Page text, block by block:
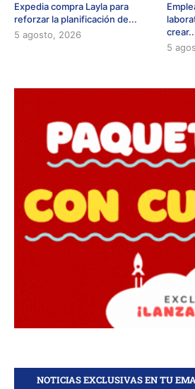
Expedia compra Layla para
reforzar la planificación de...
5 agosto, 2026
5
NOTICIAS EXCLUSIVAS EN TU